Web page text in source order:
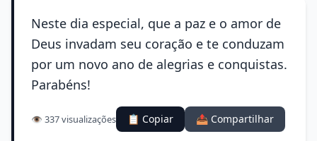
Neste dia especial, que a paz e o amor de
Deus invadam seu coração e te conduzam
por um novo ano de alegrias e conquistas.
Parabéns!
👁️ 337 visualizações 📋 Copiar 📤 Compartilhar